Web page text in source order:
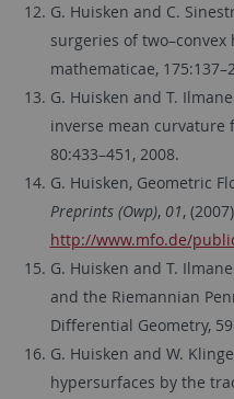
G. Huisken and C.
surgeries of
mathematicae,
G. Huisken and T.
inverse mean curvature
80:433–451, 2008.
G. Huisken, Geometric
Preprints (Owp), 01,
http://www.mfo.de/
G. Huisken and T.
and the Riemannian
Differential Geometry,
G. Huisken and W.
hypersurfaces by the